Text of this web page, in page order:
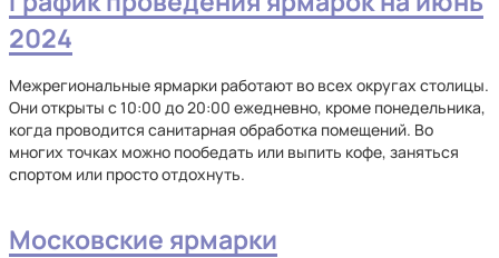
2024
Межрегиональные ярмарки работают во всех округах столицы.
Они открыты с 10:00 до 20:00 ежедневно, кроме понедельника,
когда проводится санитарная обработка помещений. Во
многих точках можно пообедать или выпить кофе, заняться
спортом или просто отдохнуть.
Московские ярмарки